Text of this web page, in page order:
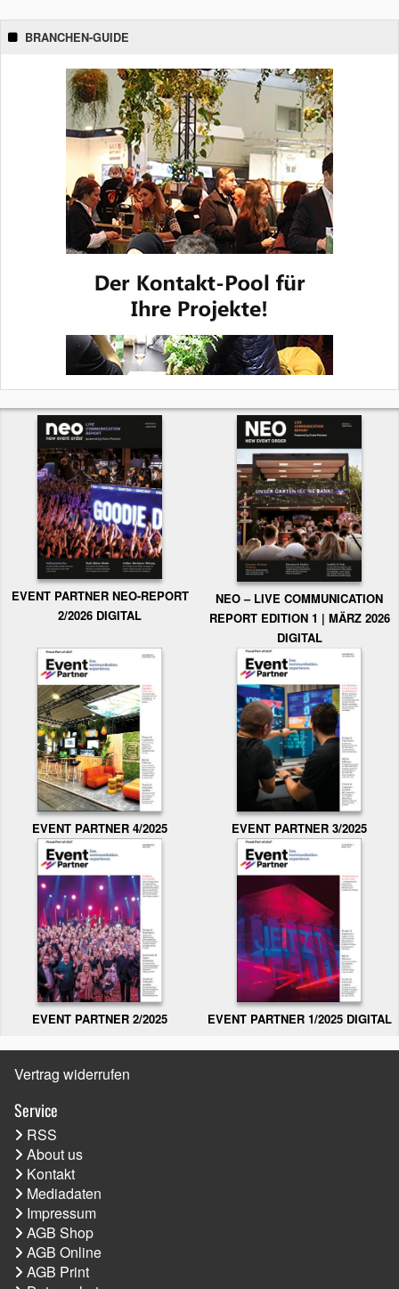
BRANCHEN-GUIDE
EVENT PARTNER NEO-REPORT
2/2026 DIGITAL
NEO – LIVE COMMUNICATION
REPORT EDITION 1 | MÄRZ 2026
DIGITAL
EVENT PARTNER 4/2025 EVENT PARTNER 3/2025
EVENT PARTNER 2/2025 EVENT PARTNER 1/2025 DIGITAL
Vertrag widerrufen
Service
RSS
About us
Kontakt
Mediadaten
Impressum
AGB Shop
AGB Online
AGB Print